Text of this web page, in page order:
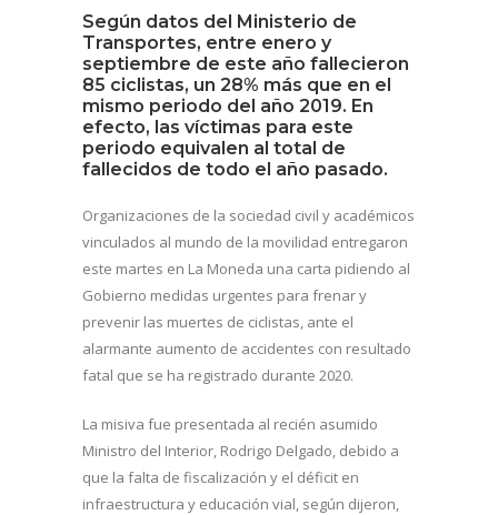
Según datos del Ministerio de
Transportes, entre enero y
septiembre de este año fallecieron
85 ciclistas, un 28% más que en el
mismo periodo del año 2019. En
efecto, las víctimas para este
periodo equivalen al total de
fallecidos de todo el año pasado.
Organizaciones de la sociedad civil y académicos
vinculados al mundo de la movilidad entregaron
este martes en La Moneda una carta pidiendo al
Gobierno medidas urgentes para frenar y
prevenir las muertes de ciclistas, ante el
alarmante aumento de accidentes con resultado
fatal que se ha registrado durante 2020.
La misiva fue presentada al recién asumido
Ministro del Interior, Rodrigo Delgado, debido a
que la falta de fiscalización y el déficit en
infraestructura y educación vial, según dijeron,